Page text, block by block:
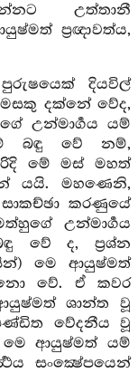
උත්තානී
ප්‍රඥාවත්ය,
දියවිල්
දක්නේ වේද,
උන්මාර්‍ගය යම්
බඳු වේ නම්,
මේ මස් මහත්
යයි. මහණෙනි,
කරණුයේ
උන්මාර්‍ගය
වේ ද, ප්‍රශ්න
මෙ ආයුෂ්මත්
නො වේ. ඒ කවර
ශාන්ත වූ
වේදනීය වූ
මෙ ආයුෂ්මත් යම්
සංක්‍ෂේපයෙන්